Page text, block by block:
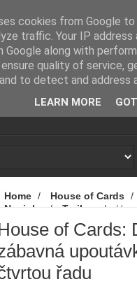
Loading...
Home / House of Cards /
Novinky
/ Trailery /
zábavná upoutávka na
of Cards:
řadu
cookies from Google
traffic. Your IP address
Google along with
quality of service,
to detect and address
LEARN MORE